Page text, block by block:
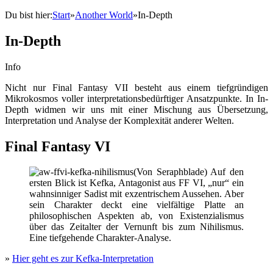
Du bist hier:Start»Another World»In-Depth
In-Depth
Info
Nicht nur Final Fantasy VII besteht aus einem tiefgründigen
Mikrokosmos voller interpretationsbedürftiger Ansatzpunkte. In In-
Depth widmen wir uns mit einer Mischung aus Übersetzung,
Interpretation und Analyse der Komplexität anderer Welten.
Final Fantasy VI
(Von Seraphblade) Auf den
ersten Blick ist Kefka, Antagonist aus FF VI, „nur“ ein
wahnsinniger Sadist mit exzentrischem Aussehen. Aber
sein Charakter deckt eine vielfältige Platte an
philosophischen Aspekten ab, von Existenzialismus
über das Zeitalter der Vernunft bis zum Nihilismus.
Eine tiefgehende Charakter-Analyse.
» Hier geht es zur Kefka-Interpretation